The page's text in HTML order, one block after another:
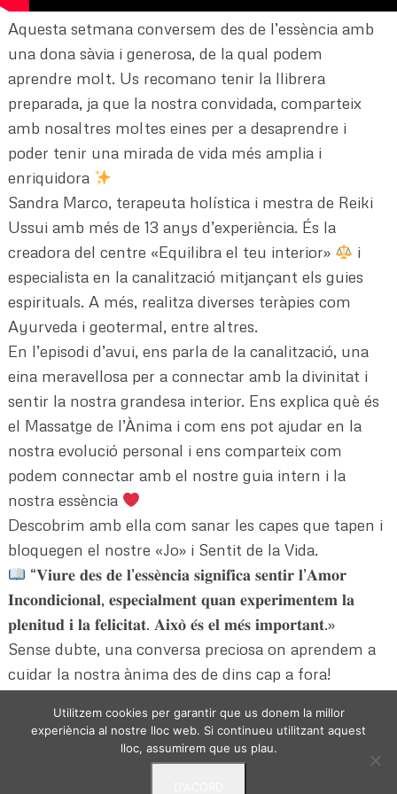
Aquesta setmana conversem des de l’essència amb
una dona sàvia i generosa, de la qual podem
aprendre molt. Us recomano tenir la llibrera
preparada, ja que la nostra convidada, comparteix
amb nosaltres moltes eines per a desaprendre i
poder tenir una mirada de vida més amplia i
enriquidora
Sandra Marco, terapeuta holística i mestra de Reiki
Ussui amb més de 13 anys d’experiència. És la
creadora del centre «Equilibra el teu interior»
i
especialista en la canalització mitjançant els guies
espirituals. A més, realitza diverses teràpies com
Ayurveda i geotermal, entre altres.
En l’episodi d’avui, ens parla de la canalització, una
eina meravellosa per a connectar amb la divinitat i
sentir la nostra grandesa interior. Ens explica què és
el Massatge de l’Ànima i com ens pot ajudar en la
nostra evolució personal i ens comparteix com
podem connectar amb el nostre guia intern i la
nostra essència
Descobrim amb ella com sanar les capes que tapen i
bloquegen el nostre «Jo» i Sentit de la Vida.
“𝐕𝐢𝐮𝐫𝐞 𝐝𝐞𝐬 𝐝𝐞 𝐥’𝐞𝐬𝐬𝐞̀𝐧𝐜𝐢𝐚 𝐬𝐢𝐠𝐧𝐢𝐟𝐢𝐜𝐚 𝐬𝐞𝐧𝐭𝐢𝐫 𝐥’𝐀𝐦𝐨𝐫
𝐈𝐧𝐜𝐨𝐧𝐝𝐢𝐜𝐢𝐨𝐧𝐚𝐥, 𝐞𝐬𝐩𝐞𝐜𝐢𝐚𝐥𝐦𝐞𝐧𝐭 𝐪𝐮𝐚𝐧 𝐞𝐱𝐩𝐞𝐫𝐢𝐦𝐞𝐧𝐭𝐞𝐦 𝐥𝐚
𝐩𝐥𝐞𝐧𝐢𝐭𝐮𝐝 𝐢 𝐥𝐚 𝐟𝐞𝐥𝐢𝐜𝐢𝐭𝐚𝐭. 𝐀𝐢𝐱𝐨̀ 𝐞́𝐬 𝐞𝐥 𝐦𝐞́𝐬 𝐢𝐦𝐩𝐨𝐫𝐭𝐚𝐧𝐭.»
Sense dubte, una conversa preciosa on aprendem a
cuidar la nostra ànima des de dins cap a fora!
Utilitzem cookies per garantir que us donem la millor
experiència al nostre lloc web. Si continueu utilitzant aquest
lloc, assumirem que us plau.